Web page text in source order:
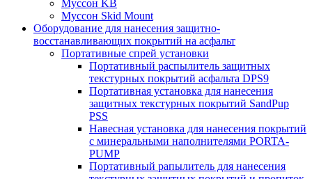
Муссон KB
Муссон Skid Mount
Оборудование для нанесения защитно-
восстанавливающих покрытий на асфальт
Портативные спрей установки
Портативный распылитель защитных
текстурных покрытий асфальта DPS9
Портативная установка для нанесения
защитных текстурных покрытий SandPup
PSS
Навесная установка для нанесения покрытий
с минеральными наполнителями PORTA-
PUMP
Портативный рапылитель для нанесения